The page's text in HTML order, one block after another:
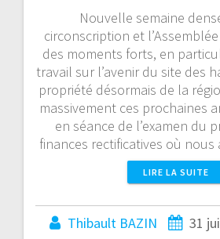
Nouvelle semaine
circonscription et
des moments forts, en
travail sur l’avenir du site des
propriété désormais de la
massivement ces prochaines
en séance de l’examen du
finances rectificatives où
LIRE LA SUITE
Thibault BAZIN 31